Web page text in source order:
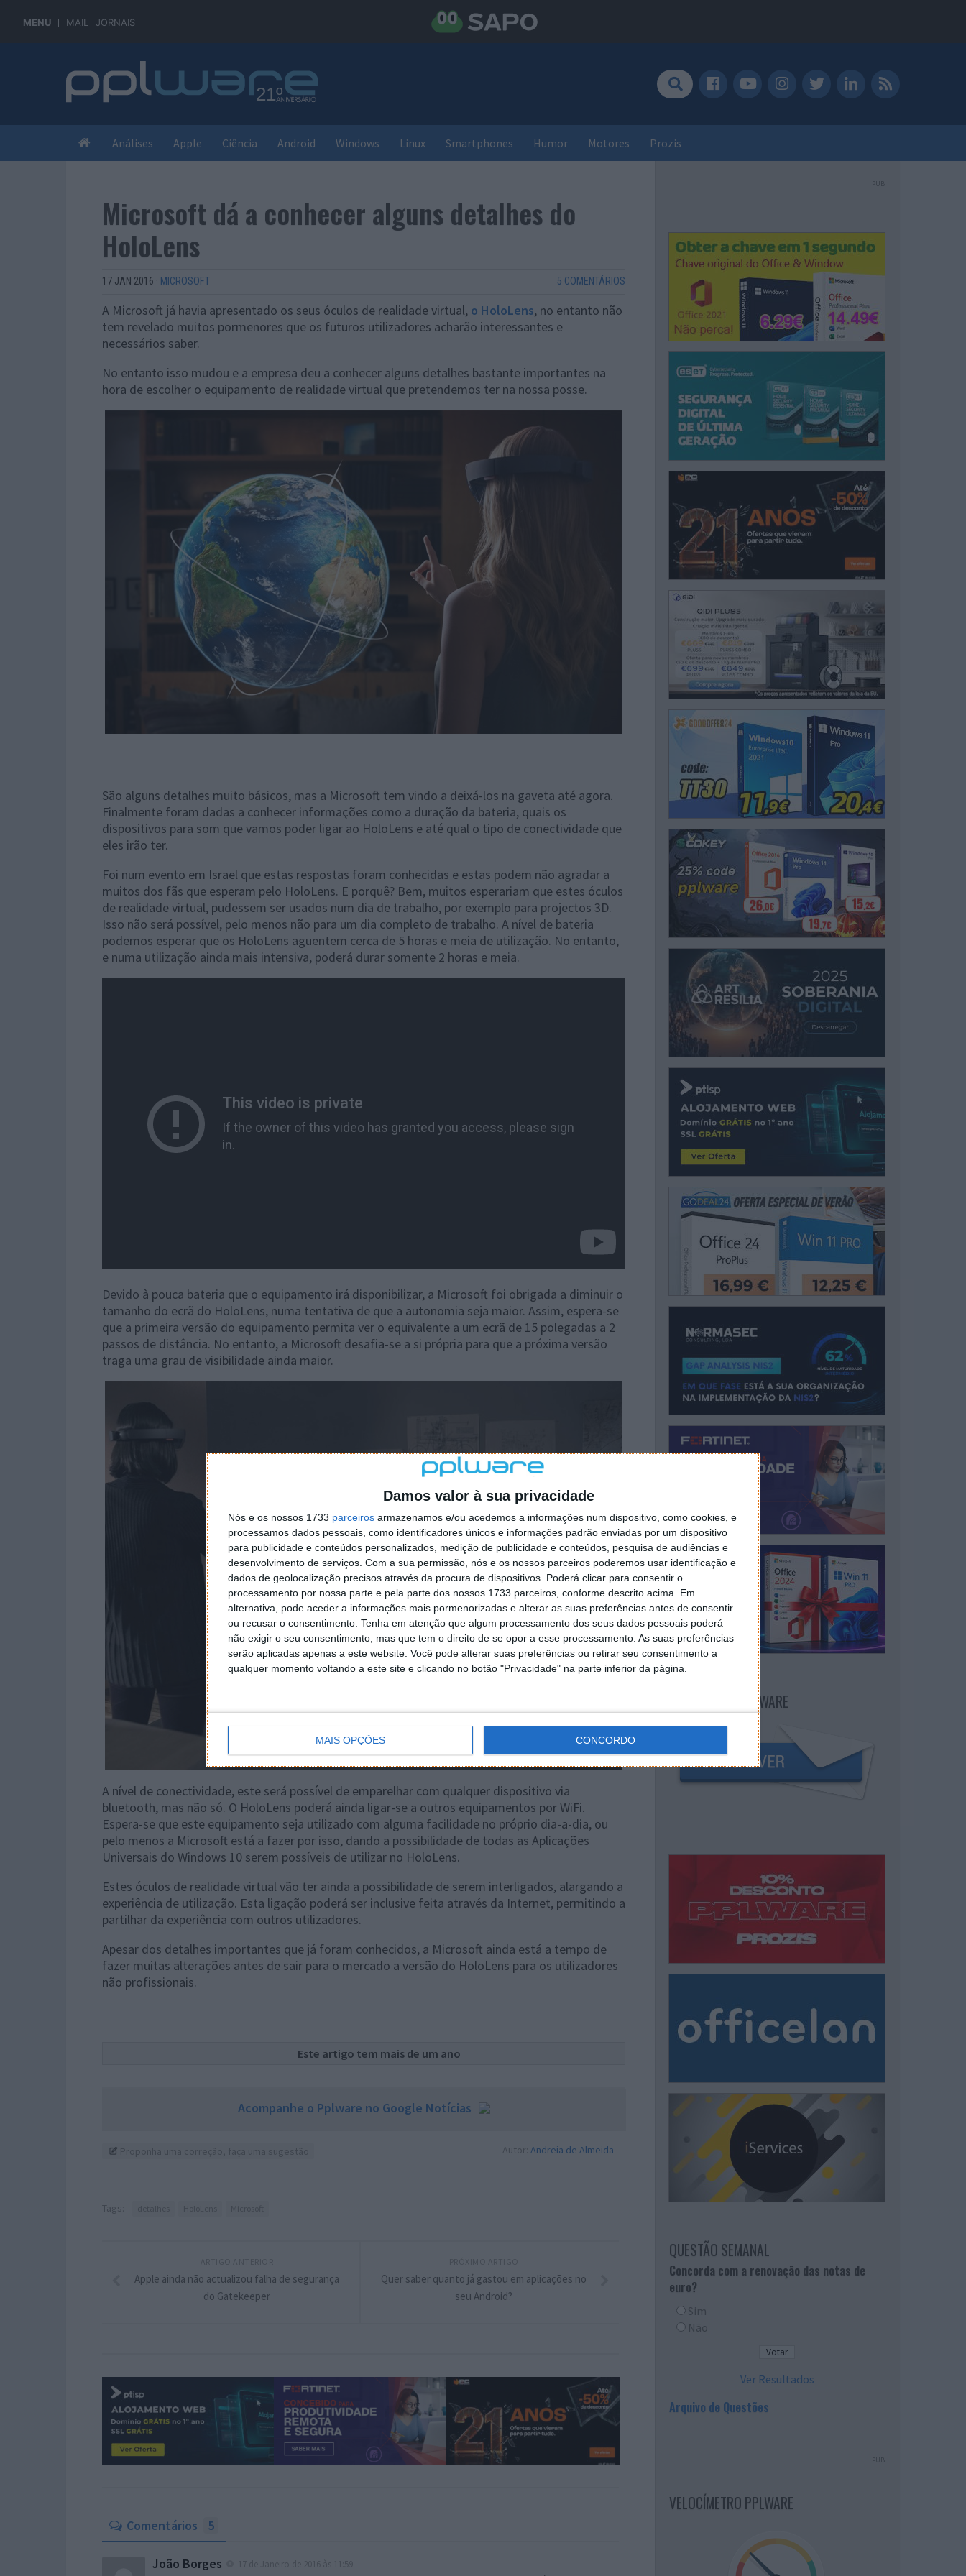
Damos valor à sua privacidade
Nós e os nossos 1733 parceiros armazenamos e/ou acedemos a informações num dispositivo, como cookies, e
processamos dados pessoais, como identificadores únicos e informações padrão enviadas por um dispositivo
para publicidade e conteúdos personalizados, medição de publicidade e conteúdos, pesquisa de audiências e
desenvolvimento de serviços. Com a sua permissão, nós e os nossos parceiros poderemos usar identificação e
dados de geolocalização precisos através da procura de dispositivos. Poderá clicar para consentir o
processamento por nossa parte e pela parte dos nossos 1733 parceiros, conforme descrito acima. Em
alternativa, pode aceder a informações mais pormenorizadas e alterar as suas preferências antes de consentir
ou recusar o consentimento. Tenha em atenção que algum processamento dos seus dados pessoais poderá
não exigir o seu consentimento, mas que tem o direito de se opor a esse processamento. As suas preferências
serão aplicadas apenas a este website. Você pode alterar suas preferências ou retirar seu consentimento a
qualquer momento voltando a este site e clicando no botão "Privacidade" na parte inferior da página.
MAIS OPÇÕES CONCORDO
MENU MAIL JORNAIS
Análises Apple Ciência Android Windows Linux Smartphones Humor Motores Prozis
Microsoft dá a conhecer alguns detalhes do
HoloLens
17 JAN 2016 · MICROSOFT 5 COMENTÁRIOS
A Microsoft já havia apresentado os seus óculos de realidade virtual, o HoloLens, no entanto não
tem revelado muitos pormenores que os futuros utilizadores acharão interessantes e
necessários saber.
No entanto isso mudou e a empresa deu a conhecer alguns detalhes bastante importantes na
hora de escolher o equipamento de realidade virtual que pretendemos ter na nossa posse.
São alguns detalhes muito básicos, mas a Microsoft tem vindo a deixá-los na gaveta até agora.
Finalmente foram dadas a conhecer informações como a duração da bateria, quais os
dispositivos para som que vamos poder ligar ao HoloLens e até qual o tipo de conectividade que
eles irão ter.
Foi num evento em Israel que estas respostas foram conhecidas e estas podem não agradar a
muitos dos fãs que esperam pelo HoloLens. E porquê? Bem, muitos esperariam que estes óculos
de realidade virtual, pudessem ser usados num dia de trabalho, por exemplo para projectos 3D.
Isso não será possível, pelo menos não para um dia completo de trabalho. A nível de bateria
podemos esperar que os HoloLens aguentem cerca de 5 horas e meia de utilização. No entanto,
e numa utilização ainda mais intensiva, poderá durar somente 2 horas e meia.
Devido à pouca bateria que o equipamento irá disponibilizar, a Microsoft foi obrigada a diminuir o
tamanho do ecrã do HoloLens, numa tentativa de que a autonomia seja maior. Assim, espera-se
que a primeira versão do equipamento permita ver o equivalente a um ecrã de 15 polegadas a 2
passos de distância. No entanto, a Microsoft desafia-se a si própria para que a próxima versão
traga uma grau de visibilidade ainda maior.
A nível de conectividade, este será possível de emparelhar com qualquer dispositivo via
bluetooth, mas não só. O HoloLens poderá ainda ligar-se a outros equipamentos por WiFi.
Espera-se que este equipamento seja utilizado com alguma facilidade no próprio dia-a-dia, ou
pelo menos a Microsoft está a fazer por isso, dando a possibilidade de todas as Aplicações
Universais do Windows 10 serem possíveis de utilizar no HoloLens.
Estes óculos de realidade virtual vão ter ainda a possibilidade de serem interligados, alargando a
experiência de utilização. Esta ligação poderá ser inclusive feita através da Internet, permitindo a
partilhar da experiência com outros utilizadores.
Apesar dos detalhes importantes que já foram conhecidos, a Microsoft ainda está a tempo de
fazer muitas alterações antes de sair para o mercado a versão do HoloLens para os utilizadores
não profissionais.
Este artigo tem mais de um ano
Acompanhe o Pplware no Google Notícias
Autor: Andreia de Almeida
Tags:
Quer saber quanto já gastou em aplicações no
seu Android?
Apple ainda não actualizou falha de segurança
do Gatekeeper
Comentários 5
João Borges
PUB
NEWSLETTER PPLWARE
QUESTÃO SEMANAL
Concorda com a renovação das notas de
euro?
Sim
Não
Ver Resultados
Arquivo de Questões
PUB
VELOCÍMETRO PPLWARE